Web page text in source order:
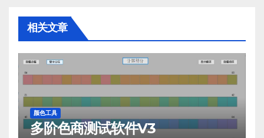
航
相关文章
颜色工具
多阶色商测试软件V3